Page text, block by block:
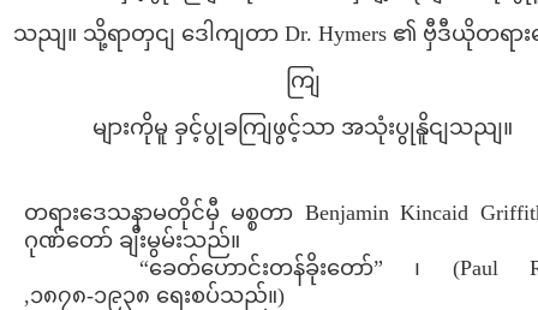
သညျ။ သို့ရာတှငျ ဒေါကျတာ Dr. Hymers ၏ ဗှီဒီယိုတရာ
ကျြ
များကိုမူ ခှင့်ပွုခကျြဖွင့်သာ အသုံးပွုနိူငျသညျ။
တရားဒေသနာမတိုင်မှီ မစ္စတာ Benjamin Kincaid
ဂုဏ်တော် ချီးမွမ်းသည်။
“ခေတ်ဟောင်းတန်ခိုးတော်” ၊ (Paul
,၁၈၇၈-၁၉၃၈ ရေးစပ်သည်။)